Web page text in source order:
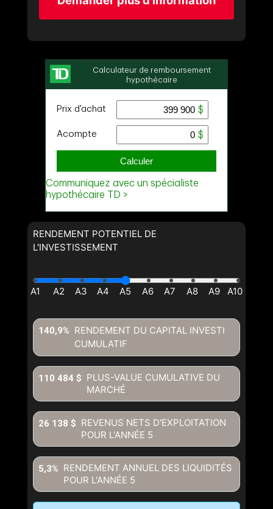
RENDEMENT POTENTIEL DE
L'INVESTISSEMENT
RENDEMENT DU CAPITAL INVESTI
CUMULATIF
140,9%
PLUS-VALUE CUMULATIVE DU
MARCHÉ
110 484 $
REVENUS NETS D'EXPLOITATION
POUR L'ANNÉE 5
26 138 $
RENDEMENT ANNUEL DES LIQUIDITÉS
POUR L'ANNÉE 5
5,3%